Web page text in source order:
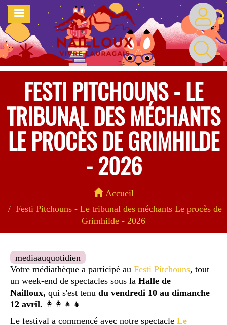
Aller
contenu
principal
MENU
FESTI PITCHOUNS - LE
TRIBUNAL DES MÉCHANTS
LE PROCÈS DE GRIMHILDE
- 2026
Accueil
Festi Pitchouns - Le tribunal des méchants Le procès de
Grimhilde - 2026
mediaauquotidien
Votre médiathèque a participé au Festi Pitchouns, tout
un week-end de spectacles sous la Halle de
Nailloux, qui s'est tenu du vendredi 10 au dimanche
12 avril. 👩‍👩‍👧‍👧
Le festival a commencé avec notre spectacle Le